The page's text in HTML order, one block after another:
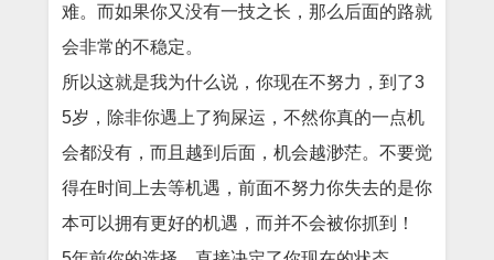
难。而如果你又没有一技之长，那么后面的路就
会非常的不稳定。
所以这就是我为什么说，你现在不努力，到了3
5岁，除非你遇上了狗屎运，不然你真的一点机
会都没有，而且越到后面，机会越渺茫。不要觉
得在时间上去等机遇，前面不努力你失去的是你
本可以拥有更好的机遇，而并不会被你抓到！